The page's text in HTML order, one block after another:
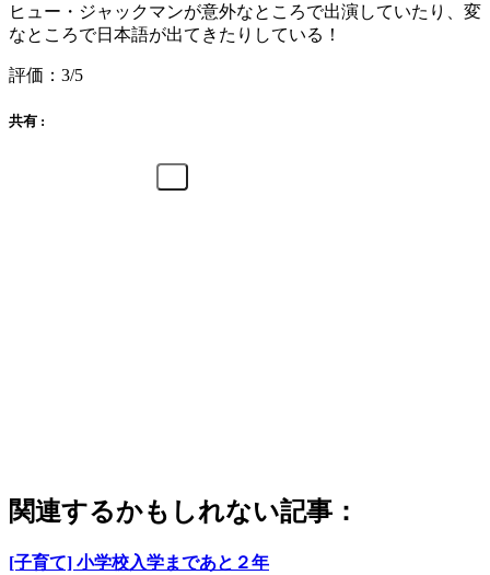
ヒュー・ジャックマンが意外なところで出演していたり、変
なところで日本語が出てきたりしている！
評価：3/5
共有 :
関連するかもしれない記事：
[子育て] 小学校入学まであと２年